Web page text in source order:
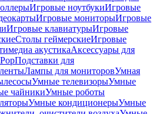
Игровые ноутбукиИгровые
Игровые мониторыИгровые
Игровые клавиатурыИгровые
Столы геймерскиеИгровые
акустикаАксессуары для
Подставки для
Лампы для мониторовУмная
Умные телевизорыУмные
чайникиУмные роботы
Умные кондиционерыУмные